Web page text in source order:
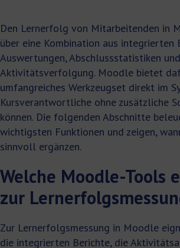
Den Lernerfolg von Mitarbeitenden in
über eine Kombination aus integrierten
Auswertungen, Abschlussstatistiken und
Aktivitätsverfolgung. Moodle bietet
umfangreiches Werkzeugset direkt im
Kursverantwortliche ohne zusätzliche
können. Die folgenden Abschnitte
wichtigsten Funktionen und zeigen,
sinnvoll ergänzen.
Welche Moodle-Tools
zur
Zur Lernerfolgsmessung in Moodle
die integrierten Berichte, die